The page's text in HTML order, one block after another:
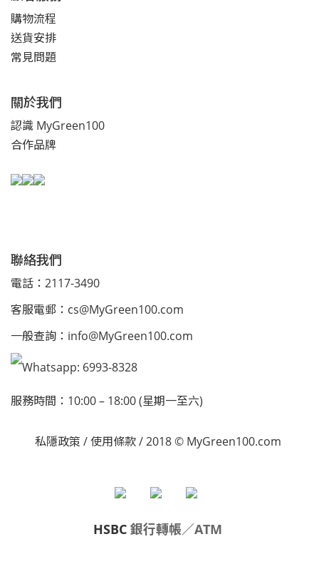
購物流程
送貨安排
常見問題
關於我們
認識 MyGreen100
合作品牌
聯絡我們
電話：2117-3490
客服電郵： cs@MyGreen100.com
一般查詢： info@MyGreen100.com
Whatsapp: 6993-8328
服務時間：10:00 – 18:00 (星期一至六)
私隱政策 /使用條款/ 2018 © MyGreen100.com
HSBC 銀行轉帳／ATM